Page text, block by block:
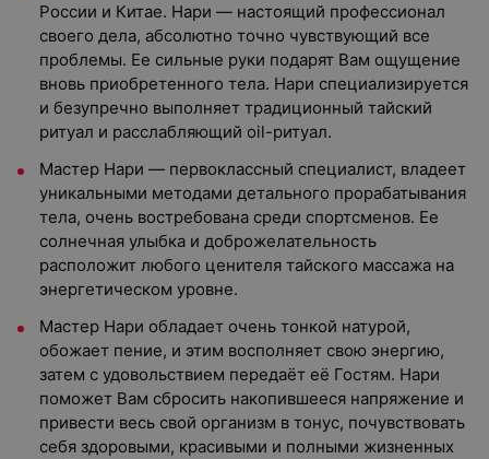
России и Китае. Нари — настоящий профессионал
своего дела, абсолютно точно чувствующий все
проблемы. Ее сильные руки подарят Вам ощущение
вновь приобретенного тела. Нари специализируется
и безупречно выполняет традиционный тайский
ритуал и расслабляющий oil-ритуал.
Мастер Нари — первоклассный специалист, владеет
уникальными методами детального прорабатывания
тела, очень востребована среди спортсменов. Ее
солнечная улыбка и доброжелательность
расположит любого ценителя тайского массажа на
энергетическом уровне.
Мастер Нари обладает очень тонкой натурой,
обожает пение, и этим восполняет свою энергию,
затем с удовольствием передаёт её Гостям. Нари
поможет Вам сбросить накопившееся напряжение и
привести весь свой организм в тонус, почувствовать
себя здоровыми, красивыми и полными жизненных